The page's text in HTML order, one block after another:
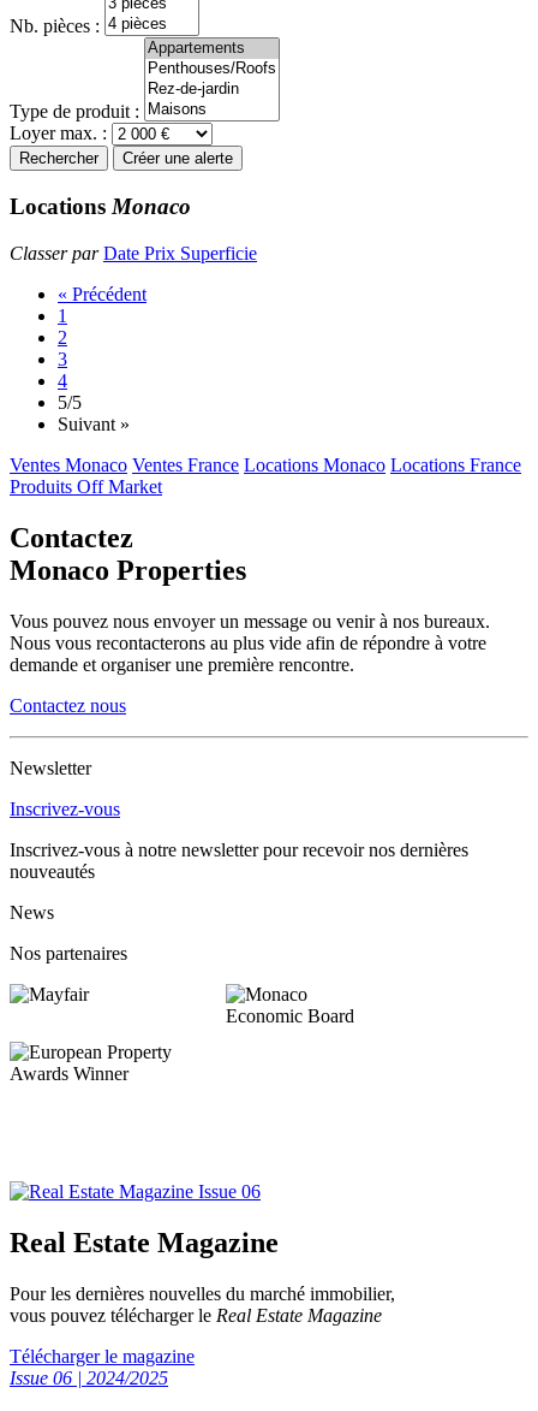
Nb. pièces :
Type de produit :
Loyer max. :
Rechercher Créer une alerte
Locations Monaco
Classer par Date Prix Superficie
« Précédent
1
2
3
4
5/5
Suivant »
Ventes Monaco Ventes France Locations Monaco Locations France
Produits Off Market
Contactez
Monaco Properties
Vous pouvez nous envoyer un message ou venir à nos bureaux.
Nous vous recontacterons au plus vide afin de répondre à votre
demande et organiser une première rencontre.
Contactez nous
Newsletter
Inscrivez-vous
Inscrivez-vous à notre newsletter pour recevoir nos dernières
nouveautés
News
Nos partenaires
Real Estate Magazine
Pour les dernières nouvelles du marché immobilier,
vous pouvez télécharger le Real Estate Magazine
Télécharger le magazine
Issue 06 | 2024/2025